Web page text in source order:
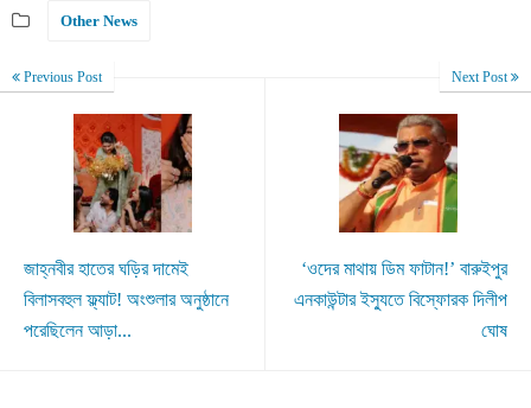
Other News
Previous Post
জাহ্নবীর হাতের ঘড়ির দামেই
বিলাসবহুল ফ্ল্যাট! অংশুলার অনুষ্ঠানে
পরেছিলেন আড়া...
Next Post
‘ওদের মাথায় ডিম ফাটান!’ বারুইপুর
এনকাউন্টার ইস্যুতে বিস্ফোরক দিলীপ
ঘোষ